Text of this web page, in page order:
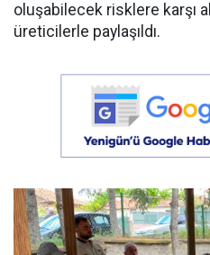
oluşabilecek risklere karşı
üreticilerle paylaşıldı.